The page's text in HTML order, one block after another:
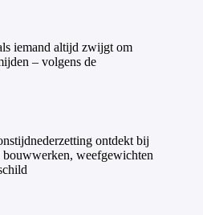
iemand altijd zwijgt om
– volgens de
ontdekt bij
weefgewichten